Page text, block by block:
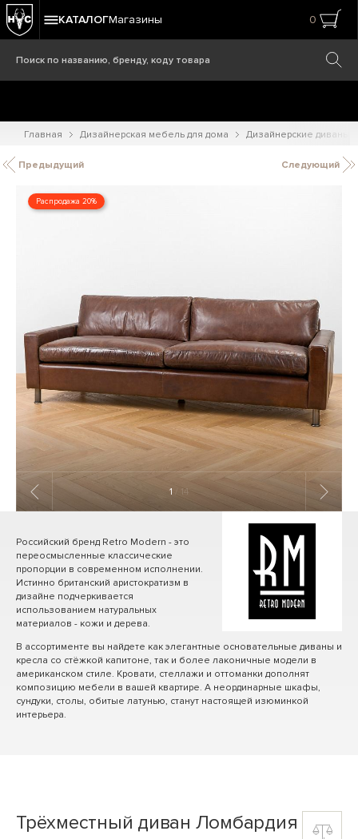
КАТАЛОГМагазины 0
Главная Дизайнерская мебель для дома Дизайнерские диваны
Предыдущий Следующий
Распродажа 20%
1 / 14
Российский бренд Retro Modern - это
переосмысленные классические
пропорции в современном исполнении.
Истинно британский аристократизм в
дизайне подчеркивается
использованием натуральных
материалов - кожи и дерева.
В ассортименте вы найдете как элегантные основательные диваны и
кресла со стёжкой капитоне, так и более лаконичные модели в
американском стиле. Кровати, стеллажи и оттоманки дополнят
композицию мебели в вашей квартире. А неординарные шкафы,
сундуки, столы, обитые латунью, станут настоящей изюминкой
интерьера.
Трёхместный диван Ломбардия